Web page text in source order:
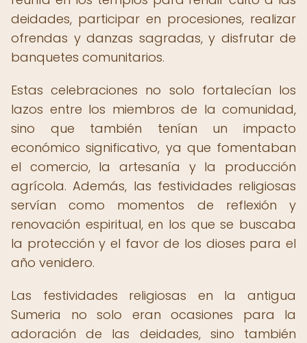
deidades, participar en procesiones, realizar
ofrendas y danzas sagradas, y disfrutar de
banquetes comunitarios.
Estas celebraciones no solo fortalecían los
lazos entre los miembros de la comunidad,
sino que también tenían un impacto
económico significativo, ya que fomentaban
el comercio, la artesanía y la producción
agrícola. Además, las festividades religiosas
servían como momentos de reflexión y
renovación espiritual, en los que se buscaba
la protección y el favor de los dioses para el
año venidero.
Las festividades religiosas en la antigua
Sumeria no solo eran ocasiones para la
adoración de las deidades, sino también